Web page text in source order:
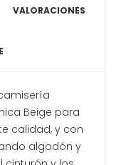
VALORACIONES
Beige para
calidad, y con
algodón y